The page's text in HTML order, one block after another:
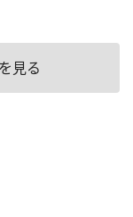
見る